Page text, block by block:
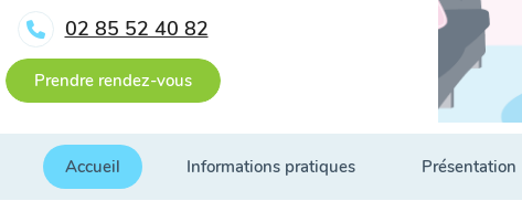
02 85 52 40 82
Prendre rendez-vous
Accueil Informations pratiques Présentation